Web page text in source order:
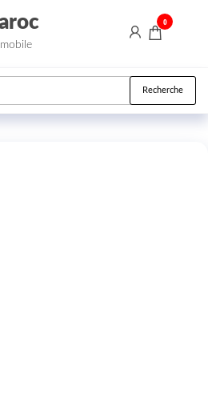
0
Recherche